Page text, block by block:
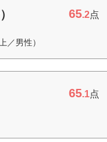
65.2点
／男性）
65.1点